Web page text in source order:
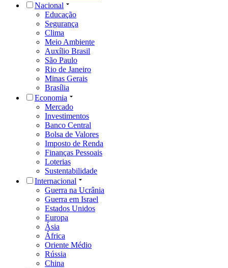
Nacional
Educação
Segurança
Clima
Meio Ambiente
Auxílio Brasil
São Paulo
Rio de Janeiro
Minas Gerais
Brasília
Economia
Mercado
Investimentos
Banco Central
Bolsa de Valores
Imposto de Renda
Finanças Pessoais
Loterias
Sustentabilidade
Internacional
Guerra na Ucrânia
Guerra em Israel
Estados Unidos
Europa
Ásia
África
Oriente Médio
Rússia
China